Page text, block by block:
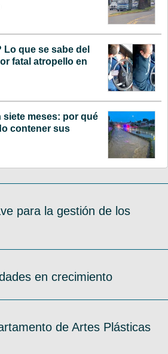
que se sabe del
fatal atropello en
siete meses: por qué
contener sus
para la gestión de los
en crecimiento
de Artes Plásticas